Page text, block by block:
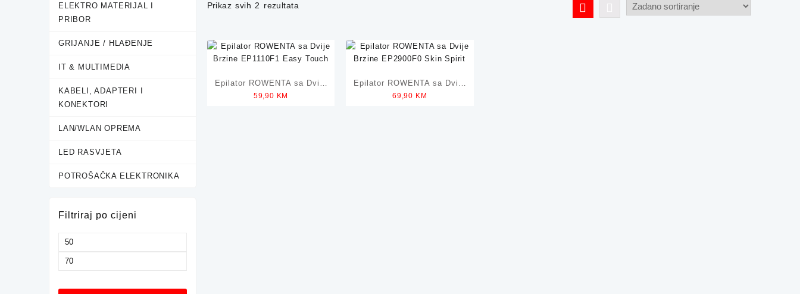
ELEKTRO MATERIJAL I
PRIBOR
GRIJANJE / HLAĐENJE
IT & MULTIMEDIA
KABELI, ADAPTERI I
KONEKTORI
LAN/WLAN OPREMA
LED RASVJETA
POTROŠAČKA ELEKTRONIKA
Prikaz svih 2 rezultata
Epilator ROWENTA sa Dvije
Brzine EP1110F1 Easy
59,90 KM
Epilator ROWENTA sa Dvije
Brzine EP2900F0 Skin
69,90 KM
Filtriraj po cijeni
Minimalna
Maksimalna